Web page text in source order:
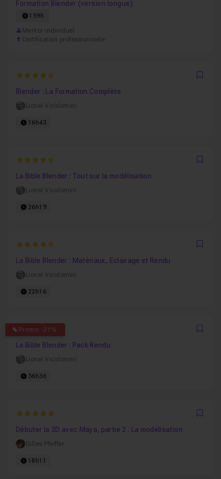
Formation Blender (version longue)
159h
Mentor individuel
Certification professionnelle
4.9302325581395
Blender : La Formation Complète
Lionel Vicidomini
16h43
4.9130434782609
La Bible Blender : Tout sur la modélisation
Lionel Vicidomini
26h19
4.8571428571429
La Bible Blender : Matériaux, Eclairage et Rendu
Lionel Vicidomini
22h16
Promo -21%
5
La Bible Blender : Pack Rendu
Lionel Vicidomini
36h36
5
Débuter la 3D avec Maya, partie 2 : La modélisation
Gilles Pfeiffer
18h11